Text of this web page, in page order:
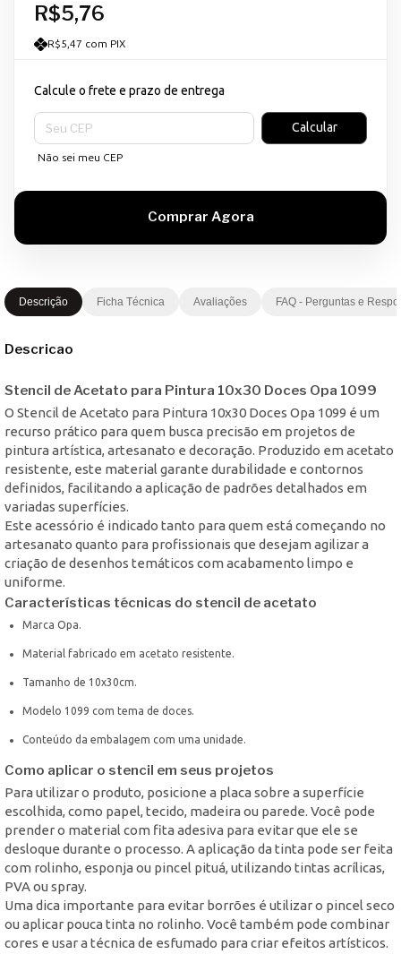
R$5,76
R$5,47 com PIX
Calcule o frete e prazo de entrega
Entregas para o CEP:
Calcular
Não sei meu CEP
Descrição Ficha Técnica Avaliações FAQ - Perguntas e
Descricao
Stencil de Acetato para Pintura 10x30 Doces Opa 1099
O Stencil de Acetato para Pintura 10x30 Doces Opa 1099 é um
recurso prático para quem busca precisão em projetos de
pintura artística, artesanato e decoração. Produzido em acetato
resistente, este material garante durabilidade e contornos
definidos, facilitando a aplicação de padrões detalhados em
variadas superfícies.
Este acessório é indicado tanto para quem está começando no
artesanato quanto para profissionais que desejam agilizar a
criação de desenhos temáticos com acabamento limpo e
uniforme.
Características técnicas do stencil de acetato
Marca Opa.
Material fabricado em acetato resistente.
Tamanho de 10x30cm.
Modelo 1099 com tema de doces.
Conteúdo da embalagem com uma unidade.
Como aplicar o stencil em seus projetos
Para utilizar o produto, posicione a placa sobre a superfície
escolhida, como papel, tecido, madeira ou parede. Você pode
prender o material com fita adesiva para evitar que ele se
desloque durante o processo. A aplicação da tinta pode ser feita
com rolinho, esponja ou pincel pituá, utilizando tintas acrílicas,
PVA ou spray.
Uma dica importante para evitar borrões é utilizar o pincel seco
ou aplicar pouca tinta no rolinho. Você também pode combinar
cores e usar a técnica de esfumado para criar efeitos artísticos.